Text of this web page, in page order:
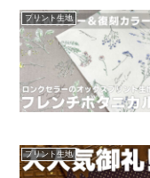
プリント生地
プリント生地